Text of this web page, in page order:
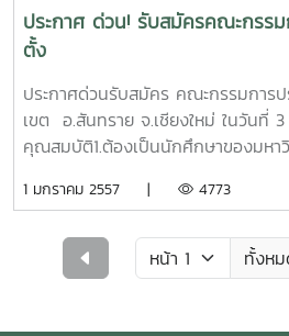
ประกาศ ด่วน! รับสมัครคณะกรรม
ตั้ง
ประกาศด่วนรับสมัคร คณะกรรมการป
เขต อ.สันทราย จ.เชียงใหม่ ในวันที่
คุณสมบัติ1.ต้องเป็นนักศึกษาของมหา
จ.เชียงใหม่ เท่านั้นรับจำนวนจำกัด นัก
กองกิจการนักศึกษา อาคารอำนวย
ตั้งแต่ชั้นปีที่ 2 เป็นต้นไป)หลักฐานการ
54หมายเหตุไม่รับลงชื่อทางโทรศัพท์
1 มกราคม 2557 | 4773
ทั้งห